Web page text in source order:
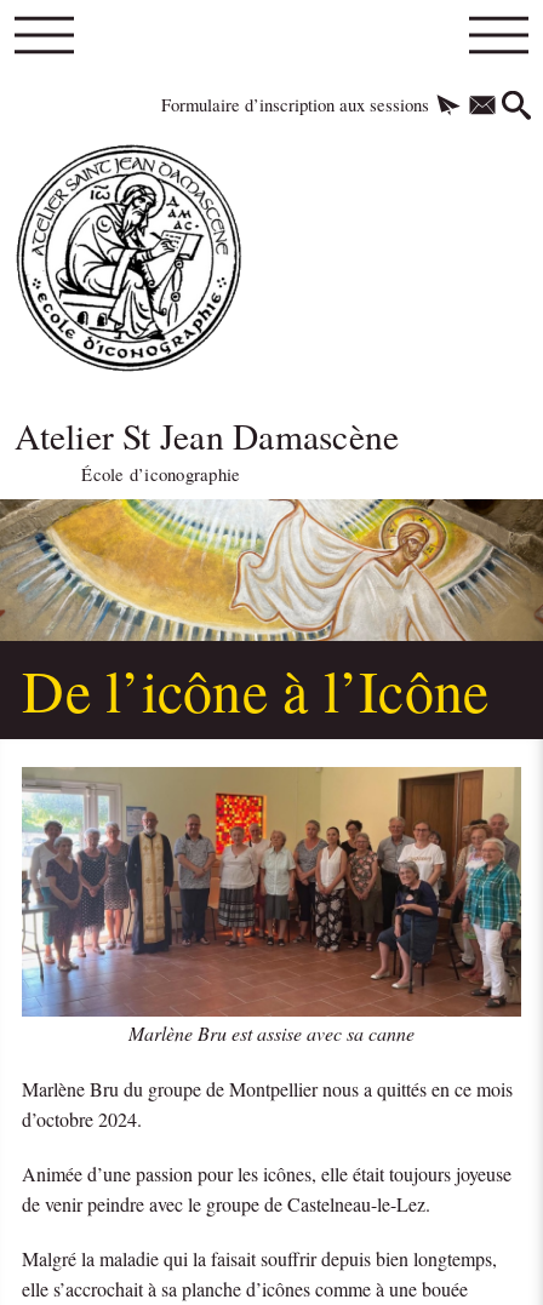
Formulaire d’inscription aux sessions
Atelier St Jean Damascène
École d’iconographie
De l’icône à l’Icône
Marlène Bru est assise avec sa canne
Marlène Bru du groupe de Montpellier nous a quittés en ce mois
d’octobre 2024.
Animée d’une passion pour les icônes, elle était toujours joyeuse
de venir peindre avec le groupe de Castelneau-le-Lez.
Malgré la maladie qui la faisait souffrir depuis bien longtemps,
elle s’accrochait à sa planche d’icônes comme à une bouée